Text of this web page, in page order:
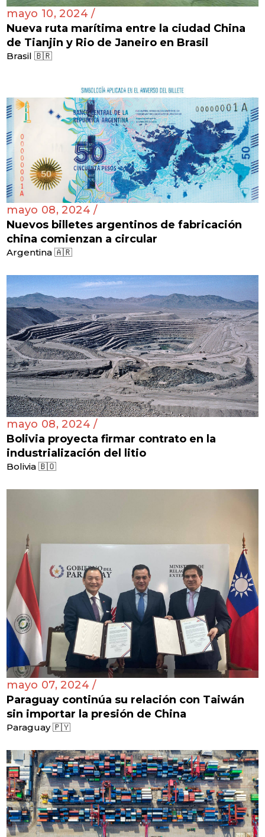
mayo 10, 2024 /
Nueva ruta marítima entre la ciudad China
de Tianjin y Rio de Janeiro en Brasil
Brasil 🇧🇷
mayo 08, 2024 /
Nuevos billetes argentinos de fabricación
china comienzan a circular
Argentina 🇦🇷
mayo 08, 2024 /
Bolivia proyecta firmar contrato en la
industrialización del litio
Bolivia 🇧🇴
mayo 07, 2024 /
Paraguay continúa su relación con Taiwán
sin importar la presión de China
Paraguay 🇵🇾